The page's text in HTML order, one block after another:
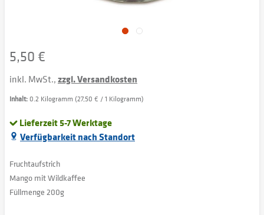
5,50 €
inkl. MwSt.,zzgl. Versandkosten
Inhalt: 0.2 Kilogramm (27,50 € / 1 Kilogramm)
Lieferzeit 5-7 Werktage
Verfügbarkeit nach Standort
Fruchtaufstrich
Mango mit Wildkaffee
Füllmenge 200g